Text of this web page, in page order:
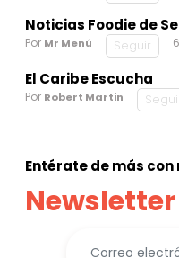
Noticias Foodie de
Por Mr Menú Seguir
El Caribe Escucha
Por Robert Martin
Entérate de más
Newsletter